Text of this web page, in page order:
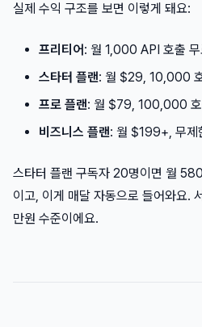
실제 수익 구조를 보면 이렇게 돼요:
프리티어: 월 1,000 API 호출
스타터 플랜: 월 $29, 10,000
프로 플랜: 월 $79, 100,000
비즈니스 플랜: 월 $199+, 무제
스타터 플랜 구독자 20명이면 월
이고, 이게 매달 자동으로 들어와요.
만원 수준이에요.